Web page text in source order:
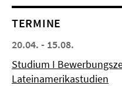
TERMINE
20.04. - 15.08.
Studium I
Lateinamerikastudien